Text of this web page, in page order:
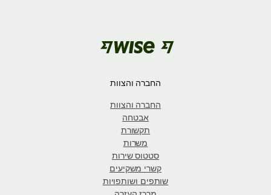
החברה והצוות
החברה והצוות
אבטחה
תקשורת
משרות
סטטוס שירות
קשרי משקיעים
שותפים ושותפויות